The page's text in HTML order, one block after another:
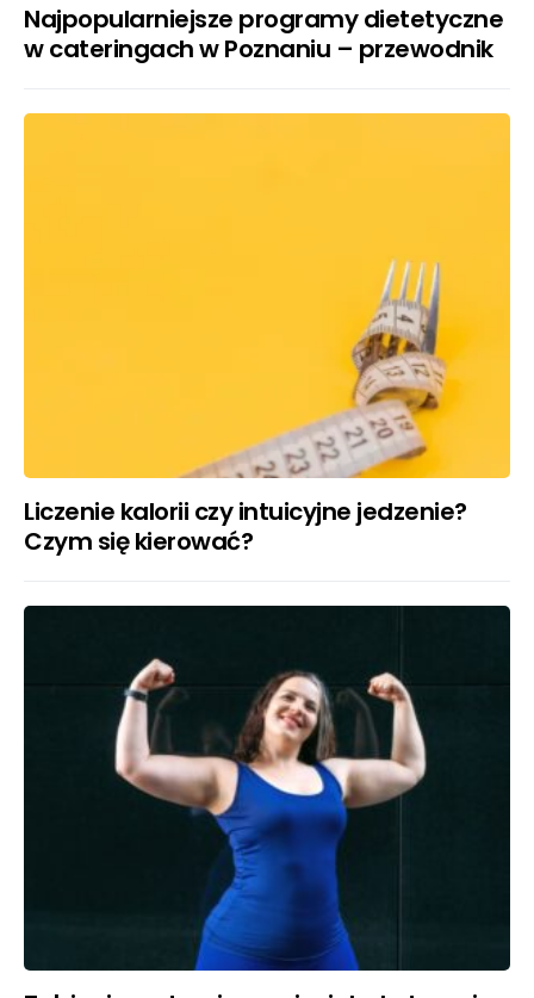
Najpopularniejsze programy dietetyczne
w cateringach w Poznaniu – przewodnik
Liczenie kalorii czy intuicyjne jedzenie?
Czym się kierować?